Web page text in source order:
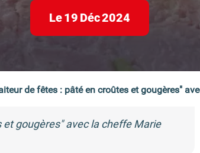
Le19 Déc2024
de fêtes : pâté en croûtes et gougères"
gougères" avec la cheffe Marie